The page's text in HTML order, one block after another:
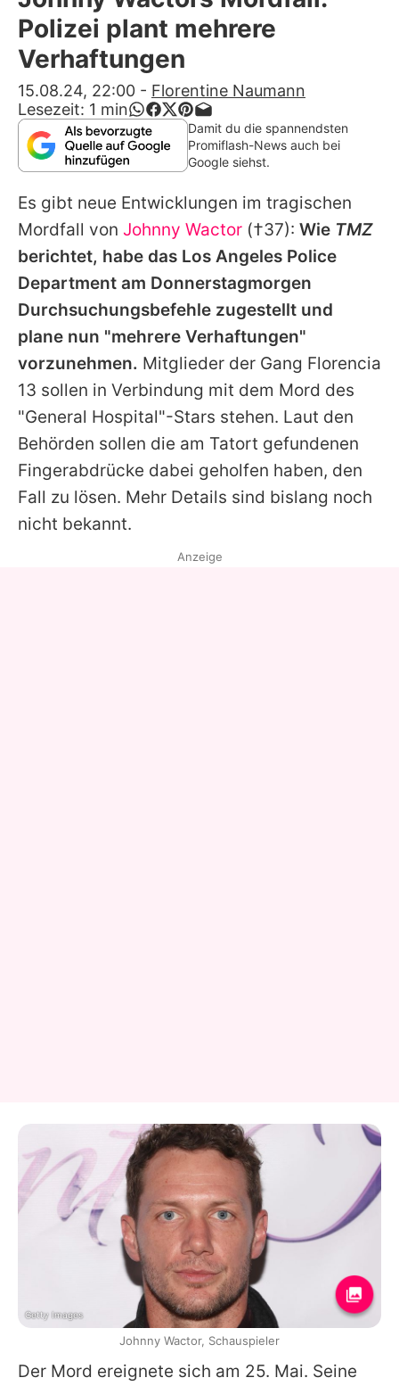
Alle Themen auf Promiflash
App runterladen
Team
Redaktionelle Richtlinien
Impressum
Datenschutzerklärung
Nutzungsbedingungen
Utiq verwalten
Polizei plant mehrere
Verhaftungen
15.08.24, 22:00 - Florentine Naumann
Lesezeit: 1 min
Damit du die spannendsten
Promiflash-News auch bei
Google siehst.
Es gibt neue Entwicklungen im tragischen
Mordfall von Johnny Wactor (†37): Wie TMZ
berichtet, habe das Los Angeles Police
Department am Donnerstagmorgen
Durchsuchungsbefehle zugestellt und
plane nun "mehrere Verhaftungen"
vorzunehmen. Mitglieder der Gang Florencia
13 sollen in Verbindung mit dem Mord des
"General Hospital"-Stars stehen. Laut den
Behörden sollen die am Tatort gefundenen
Fingerabdrücke dabei geholfen haben, den
Fall zu lösen. Mehr Details sind bislang noch
nicht bekannt.
Der Mord ereignete sich am 25. Mai. Seine
Anzeige
Getty Images
Johnny Wactor, Schauspieler